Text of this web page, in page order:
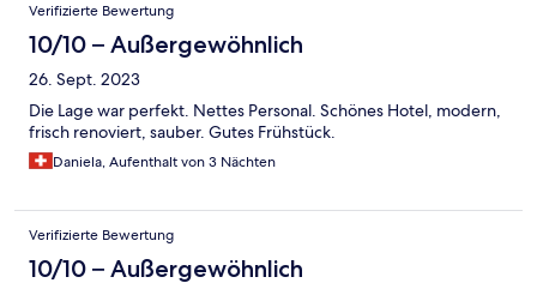
Verifizierte Bewertung
10/10 – Außergewöhnlich
26. Sept. 2023
Die Lage war perfekt. Nettes Personal. Schönes Hotel, modern,
frisch renoviert, sauber. Gutes Frühstück.
Daniela, Aufenthalt von 3 Nächten
Verifizierte Bewertung
10/10 – Außergewöhnlich